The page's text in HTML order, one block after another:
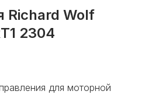
Richard Wolf
2304
для моторной